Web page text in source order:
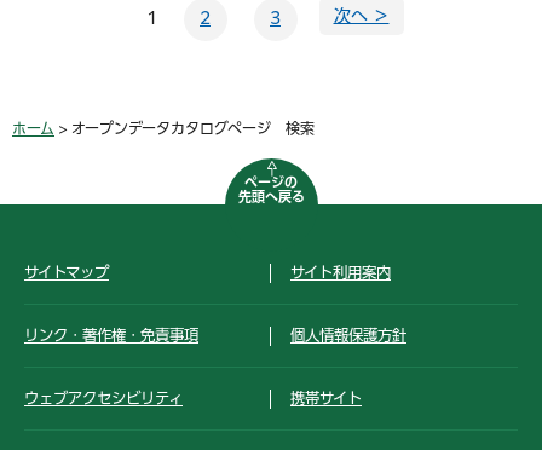
1 2 3 次へ ＞
ホーム > オープンデータカタログページ 検索
ページの
先頭へ戻る
サイトマップ サイト利用案内
リンク・著作権・免責事項 個人情報保護方針
ウェブアクセシビリティ 携帯サイト